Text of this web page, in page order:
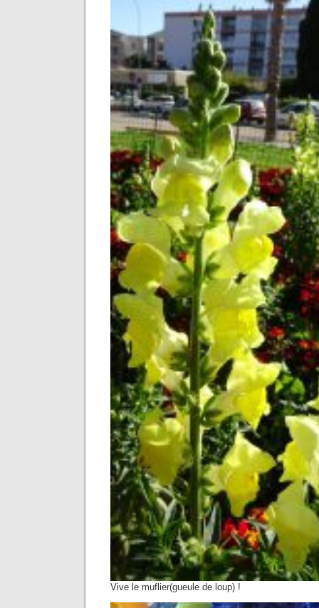
Vive le muflier(gueule de loup) !